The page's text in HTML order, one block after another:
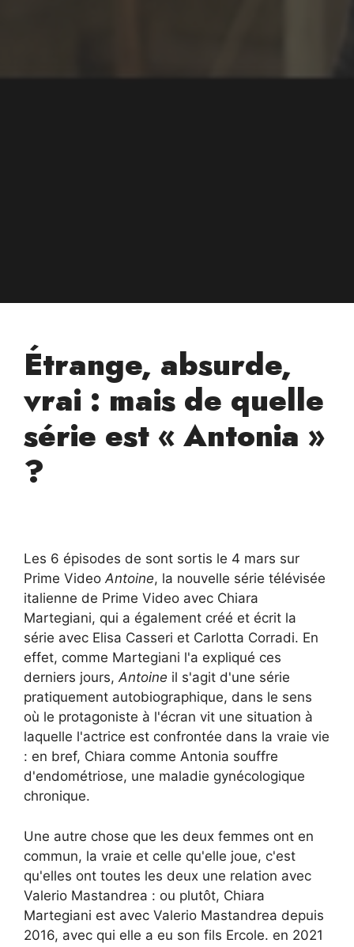
Étrange, absurde,
vrai : mais de quelle
série est « Antonia »
?
Les 6 épisodes de sont sortis le 4 mars sur
Prime VideoAntoine, la nouvelle série télévisée
italienne de Prime Video avec Chiara
Martegiani, qui a également créé et écrit la
série avec Elisa Casseri et Carlotta Corradi. En
effet, comme Martegiani l'a expliqué ces
derniers jours,Antoine il s'agit d'une série
pratiquement autobiographique, dans le sens
où le protagoniste à l'écran vit une situation à
laquelle l'actrice est confrontée dans la vraie vie
: en bref, Chiara comme Antonia souffre
d'endométriose, une maladie gynécologique
chronique.
Une autre chose que les deux femmes ont en
commun, la vraie et celle qu'elle joue, c'est
qu'elles ont toutes les deux une relation avec
Valerio Mastandrea : ou plutôt, Chiara
Martegiani est avec Valerio Mastandrea depuis
2016, avec qui elle a eu son fils Ercole. en 2021